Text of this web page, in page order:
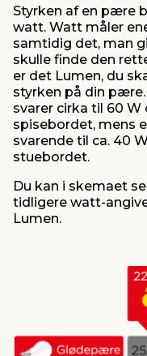
Styrken af en pære
watt. Watt måler
samtidig det, man
skulle finde den
er det Lumen, du
styrken på din
svarer cirka til 60
spisebordet, mens
svarende til ca. 40
stuebordet.
Du kan i skemaet
tidligere watt-
Lumen.